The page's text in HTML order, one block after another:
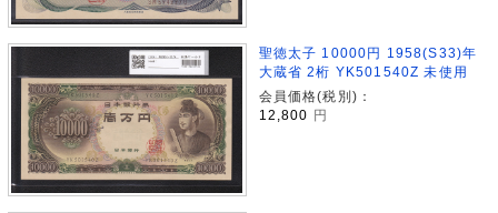
聖徳太子 10000円 1958(S33)年
大蔵省 2桁 YK501540Z 未使用
会員価格(税別)：
12,800 円